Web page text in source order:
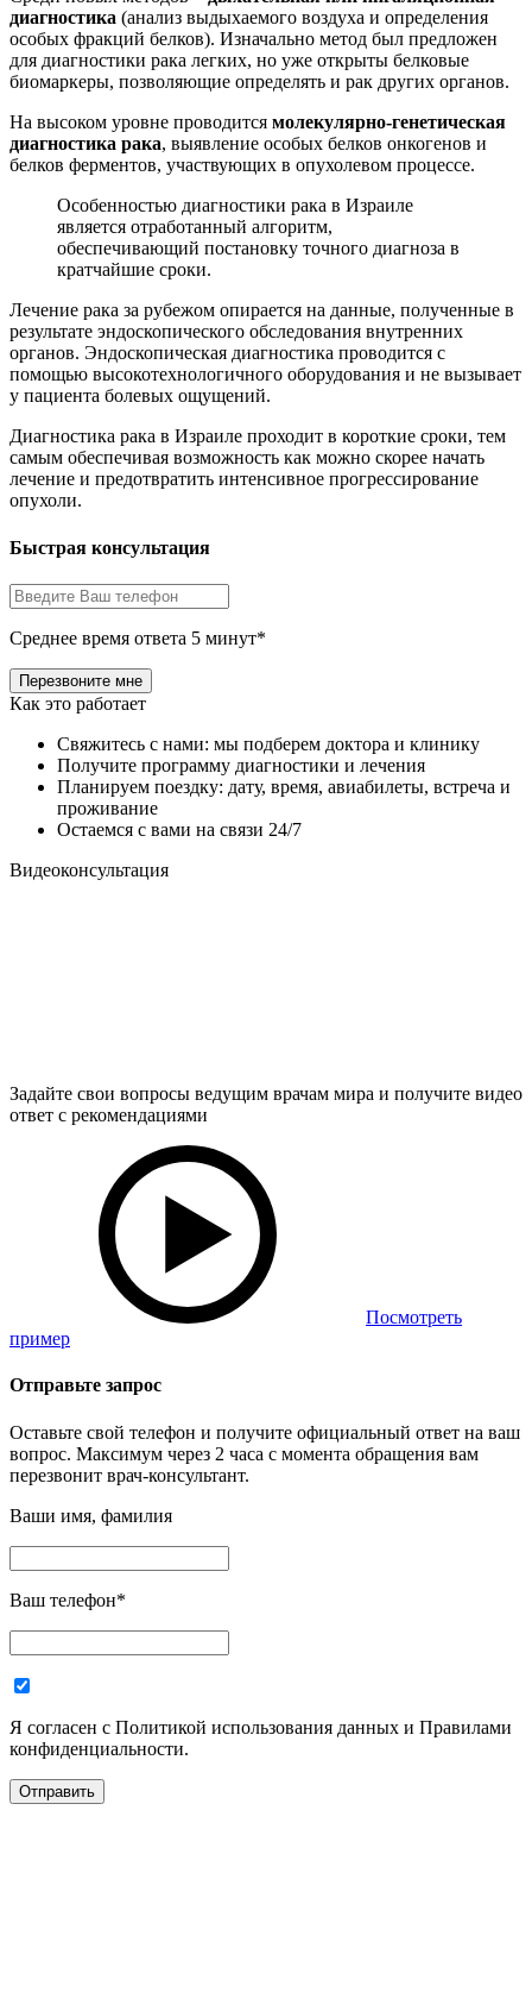
диагностика (анализ выдыхаемого воздуха и определения
особых фракций белков). Изначально метод был предложен
для диагностики рака легких, но уже открыты белковые
биомаркеры, позволяющие определять и рак других органов.
На высоком уровне проводится молекулярно-генетическая
диагностика рака, выявление особых белков онкогенов и
белков ферментов, участвующих в опухолевом процессе.
Особенностью диагностики рака в Израиле
является отработанный алгоритм,
обеспечивающий постановку точного диагноза в
кратчайшие сроки.
Лечение рака за рубежом опирается на данные, полученные в
результате эндоскопического обследования внутренних
органов. Эндоскопическая диагностика проводится с
помощью высокотехнологичного оборудования и не вызывает
у пациента болевых ощущений.
Диагностика рака в Израиле проходит в короткие сроки, тем
самым обеспечивая возможность как можно скорее начать
лечение и предотвратить интенсивное прогрессирование
опухоли.
Быстрая консультация
Среднее время ответа 5 минут*
Как это работает
Свяжитесь с нами: мы подберем доктора и клинику
Получите программу диагностики и лечения
Планируем поездку: дату, время, авиабилеты, встреча и
проживание
Остаемся с вами на связи 24/7
Видеоконсультация
Задайте свои вопросы ведущим врачам мира и получите видео
ответ с рекомендациями
Посмотреть
пример
Отправьте запрос
Оставьте свой телефон и получите официальный ответ на ваш
вопрос. Максимум через 2 часа с момента обращения вам
перезвонит врач-консультант.
Ваши имя, фамилия
Ваш телефон*
Я согласен с Политикой использования данных и Правилами
конфиденциальности.